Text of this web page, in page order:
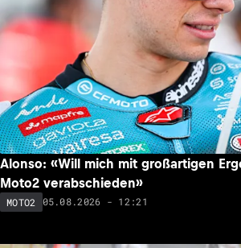
Alonso: «Will mich mit großartigen
Moto2 verabschieden»
MOTO2 05.08.2026 - 12:21